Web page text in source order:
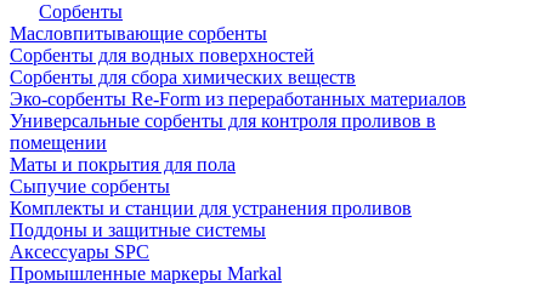
Сорбенты
Масловпитывающие сорбенты
Сорбенты для водных поверхностей
Сорбенты для сбора химических веществ
Эко-сорбенты Re-Form из переработанных материалов
Универсальные сорбенты для контроля проливов в
помещении
Маты и покрытия для пола
Сыпучие сорбенты
Комплекты и станции для устранения проливов
Поддоны и защитные системы
Аксессуары SPC
Промышленные маркеры Markal